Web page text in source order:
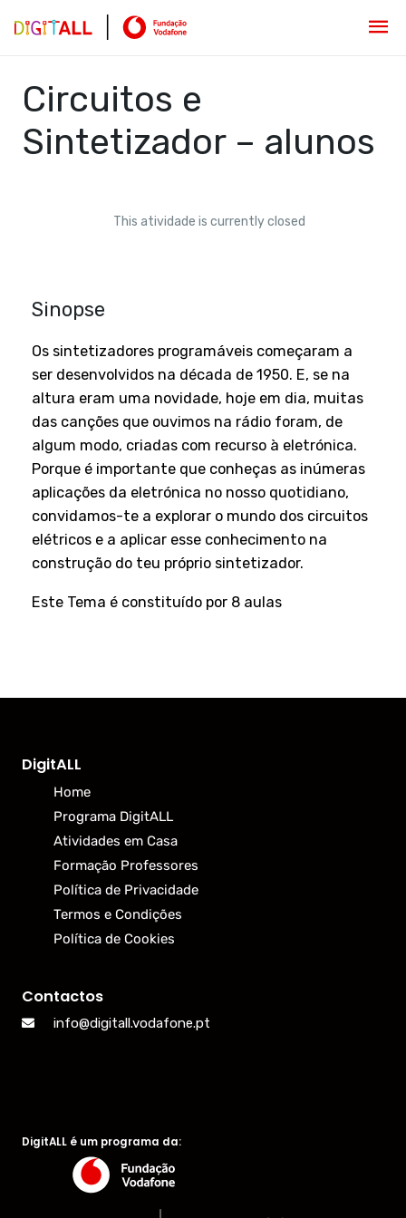
Circuitos e
Sintetizador – alunos
This atividade is currently closed
Sinopse
Os sintetizadores programáveis começaram a
ser desenvolvidos na década de 1950. E, se na
altura eram uma novidade, hoje em dia, muitas
das canções que ouvimos na rádio foram, de
algum modo, criadas com recurso à eletrónica.
Porque é importante que conheças as inúmeras
aplicações da eletrónica no nosso quotidiano,
convidamos-te a explorar o mundo dos circuitos
elétricos e a aplicar esse conhecimento na
construção do teu próprio sintetizador.
Este Tema é constituído por 8 aulas
DigitALL
Home
Programa DigitALL
Atividades em Casa
Formação Professores
Política de Privacidade
Termos e Condições
Política de Cookies
Contactos
info@digitall.vodafone.pt
DigitALL é um programa da: